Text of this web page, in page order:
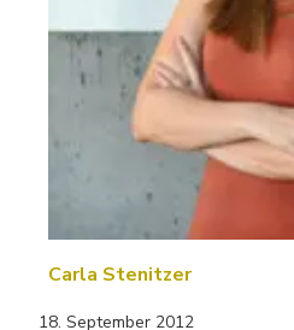
Carla Stenitzer
18. September 2012